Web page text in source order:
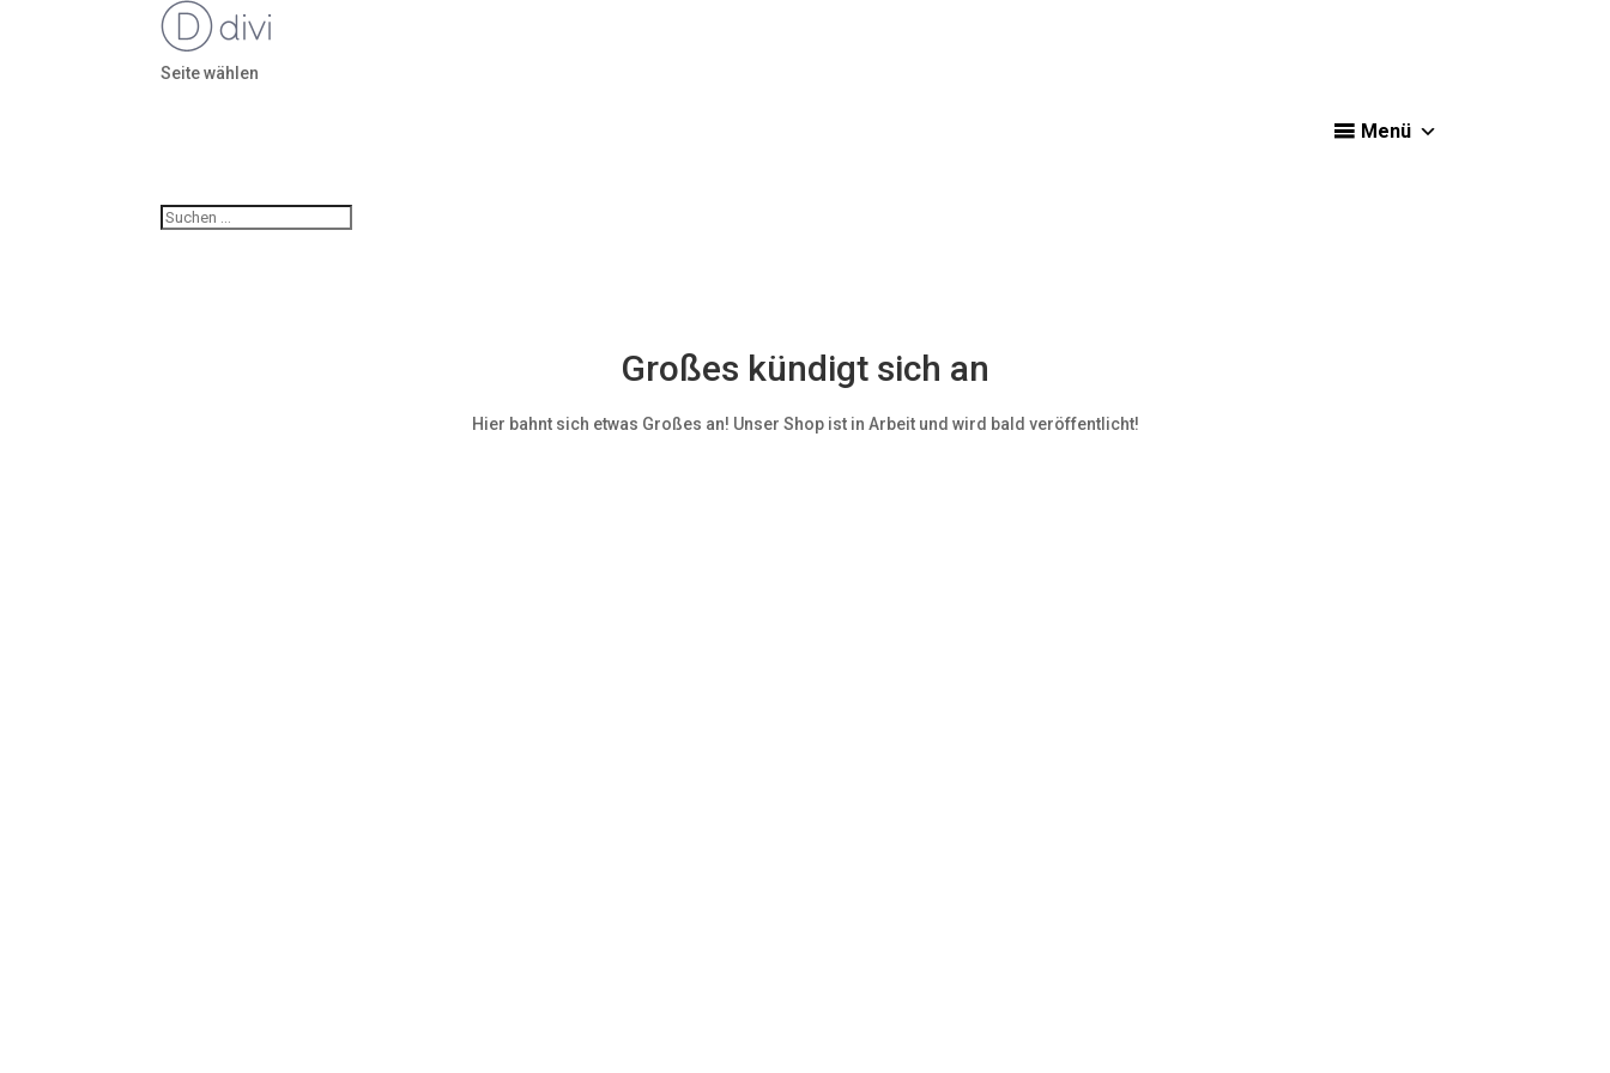
Menü
Seite wählen
Großes kündigt sich an
Hier bahnt sich etwas Großes an! Unser Shop ist in Arbeit und wird bald veröffentlicht!